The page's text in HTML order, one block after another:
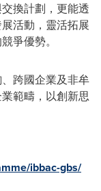
換計劃，更能透
活動，靈活拓展
爭優勢。
跨國企業及非牟
範疇，以創新思
ibbac-gbs/